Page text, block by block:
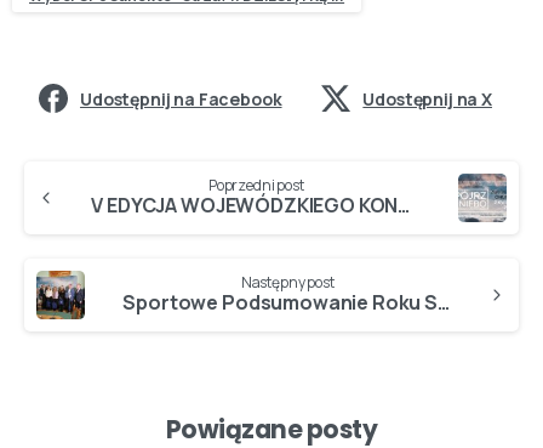
Udostępnij na Facebook Udostępnij na X
Poprzedni post
V EDYCJA WOJEWÓDZKIEGO KONKURSU FOTOGRAFICZNEGO „SPÓJRZ W NIEBO”…ZAPRASZAMY!!!
Następny post
Sportowe Podsumowanie Roku Szkolnego 2022/23…
Powiązane posty